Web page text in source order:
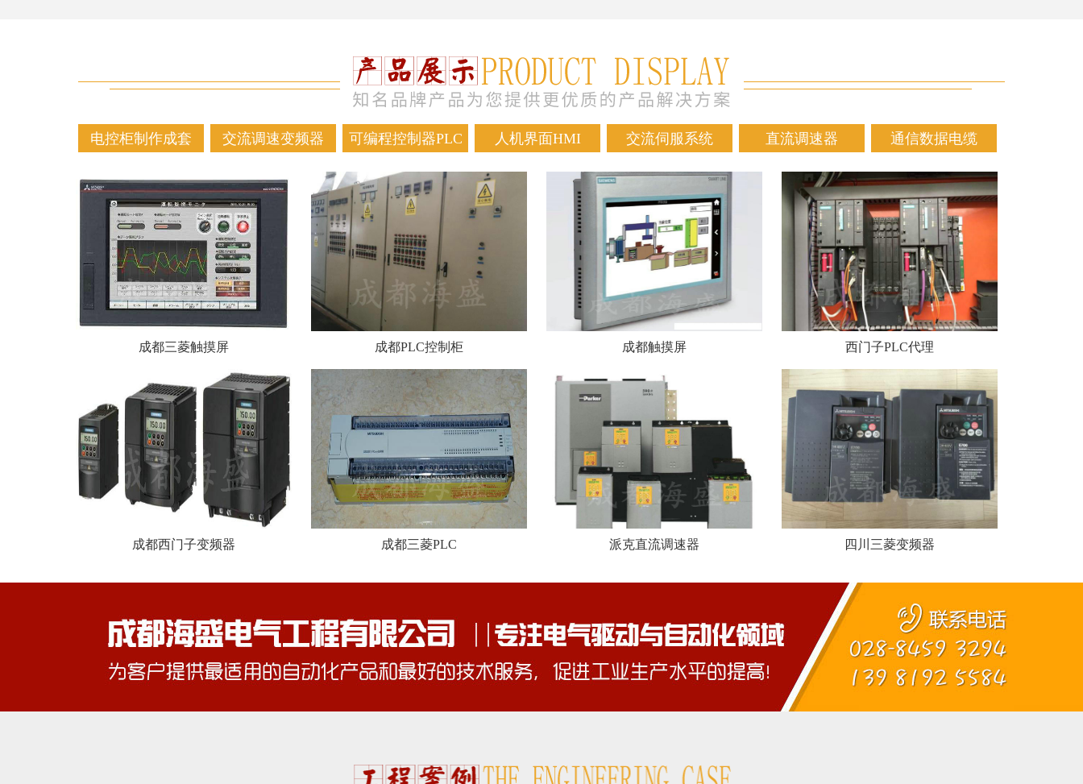
电控柜制作成套 交流调速变频器 可编程控制器PLC 人机界面HMI 交流伺服系统 直流调速器 通信数据电缆
成都三菱触摸屏 成都PLC控制柜 成都触摸屏 西门子PLC代理
成都西门子变频器 成都三菱PLC 派克直流调速器 四川三菱变频器